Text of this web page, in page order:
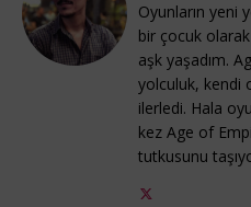
Oyunların yeni
bir çocuk
aşk yaşadım.
yolculuk, kendi
ilerledi. Hala
kez Age of
tutkusunu